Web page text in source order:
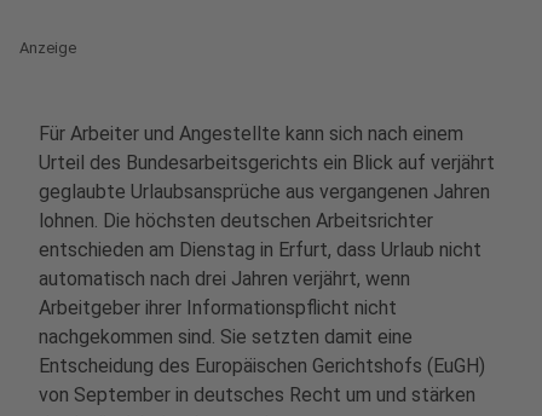
Anzeige
Für Arbeiter und Angestellte kann sich nach einem
Urteil des Bundesarbeitsgerichts ein Blick auf verjährt
geglaubte Urlaubsansprüche aus vergangenen Jahren
lohnen. Die höchsten deutschen Arbeitsrichter
entschieden am Dienstag in Erfurt, dass Urlaub nicht
automatisch nach drei Jahren verjährt, wenn
Arbeitgeber ihrer Informationspflicht nicht
nachgekommen sind. Sie setzten damit eine
Entscheidung des Europäischen Gerichtshofs (EuGH)
von September in deutsches Recht um und stärken